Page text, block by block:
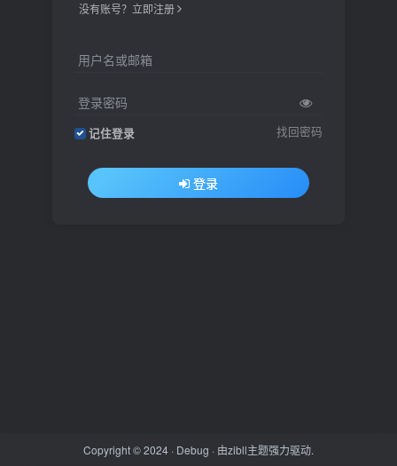
没有账号？立即注册
用户名或邮箱
登录密码
记住登录 找回密码
登录
Copyright © 2024 · Debug · 由zibll主题强力驱动.